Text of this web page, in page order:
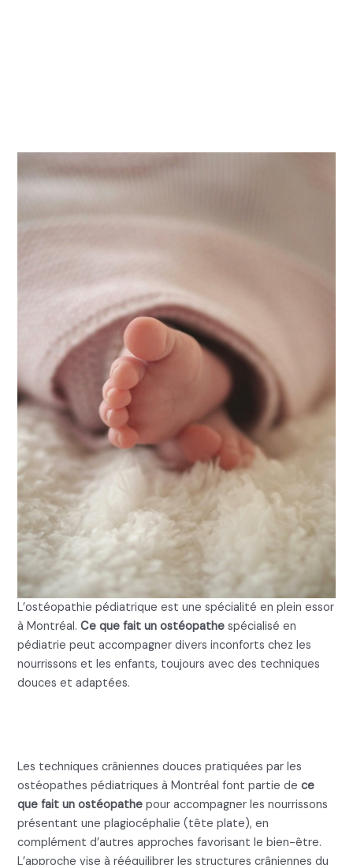
L’ostéopathie pédiatrique est une spécialité en plein essor
à Montréal.Ce que fait un ostéopathe spécialisé en
pédiatrie peut accompagner divers inconforts chez les
nourrissons et les enfants, toujours avec des techniques
douces et adaptées.
Les techniques crâniennes douces pratiquées par les
ostéopathes pédiatriques à Montréal font partie dece
que fait un ostéopathe pour accompagner les nourrissons
présentant une plagiocéphalie (tête plate), en
complément d’autres approches favorisant le bien-être.
L’approche vise à rééquilibrer les structures crâniennes du